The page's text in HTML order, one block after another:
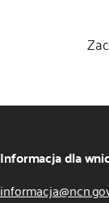
Informacja dla